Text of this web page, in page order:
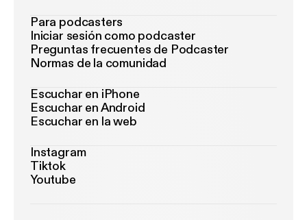
Para podcasters
Iniciar sesión como podcaster
Preguntas frecuentes de Podcaster
Normas de la comunidad
Escuchar en iPhone
Escuchar en Android
Escuchar en la web
Instagram
Tiktok
Youtube